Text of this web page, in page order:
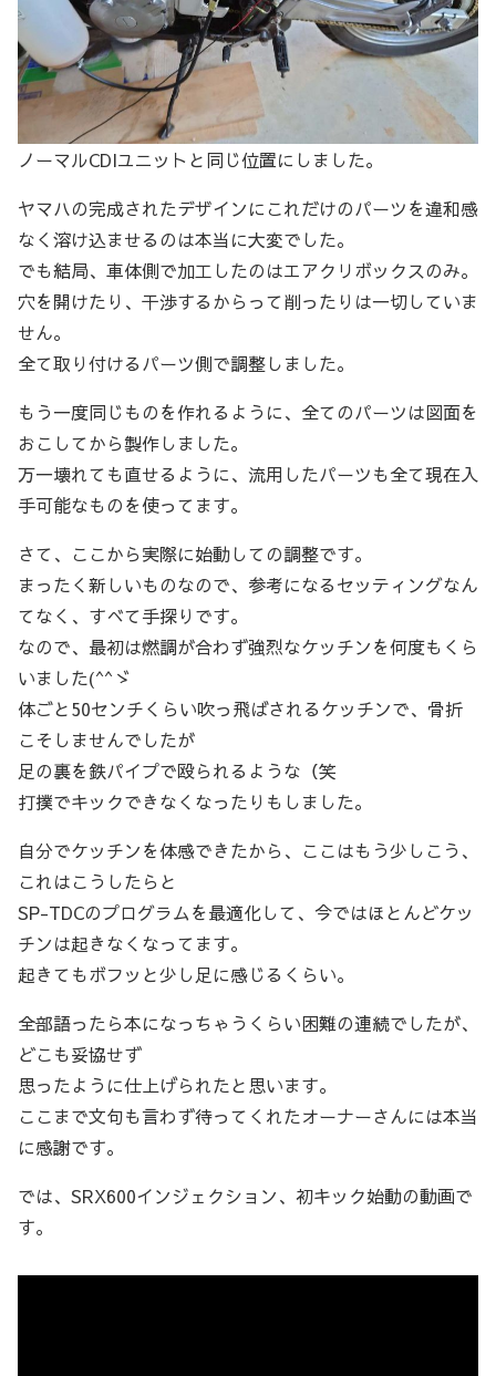
ノーマルCDIユニットと同じ位置にしました。
ヤマハの完成されたデザインにこれだけのパーツを違和感
なく溶け込ませるのは本当に大変でした。
でも結局、車体側で加工したのはエアクリボックスのみ。
穴を開けたり、干渉するからって削ったりは一切していま
せん。
全て取り付けるパーツ側で調整しました。
もう一度同じものを作れるように、全てのパーツは図面を
おこしてから製作しました。
万一壊れても直せるように、流用したパーツも全て現在入
手可能なものを使ってます。
さて、ここから実際に始動しての調整です。
まったく新しいものなので、参考になるセッティングなん
てなく、すべて手探りです。
なので、最初は燃調が合わず強烈なケッチンを何度もくら
いました(^^ゞ
体ごと50センチくらい吹っ飛ばされるケッチンで、骨折
こそしませんでしたが
足の裏を鉄パイプで殴られるような（笑
打撲でキックできなくなったりもしました。
自分でケッチンを体感できたから、ここはもう少しこう、
これはこうしたらと
SP-TDCのプログラムを最適化して、今ではほとんどケッ
チンは起きなくなってます。
起きてもボフッと少し足に感じるくらい。
全部語ったら本になっちゃうくらい困難の連続でしたが、
どこも妥協せず
思ったように仕上げられたと思います。
ここまで文句も言わず待ってくれたオーナーさんには本当
に感謝です。
では、SRX600インジェクション、初キック始動の動画で
す。